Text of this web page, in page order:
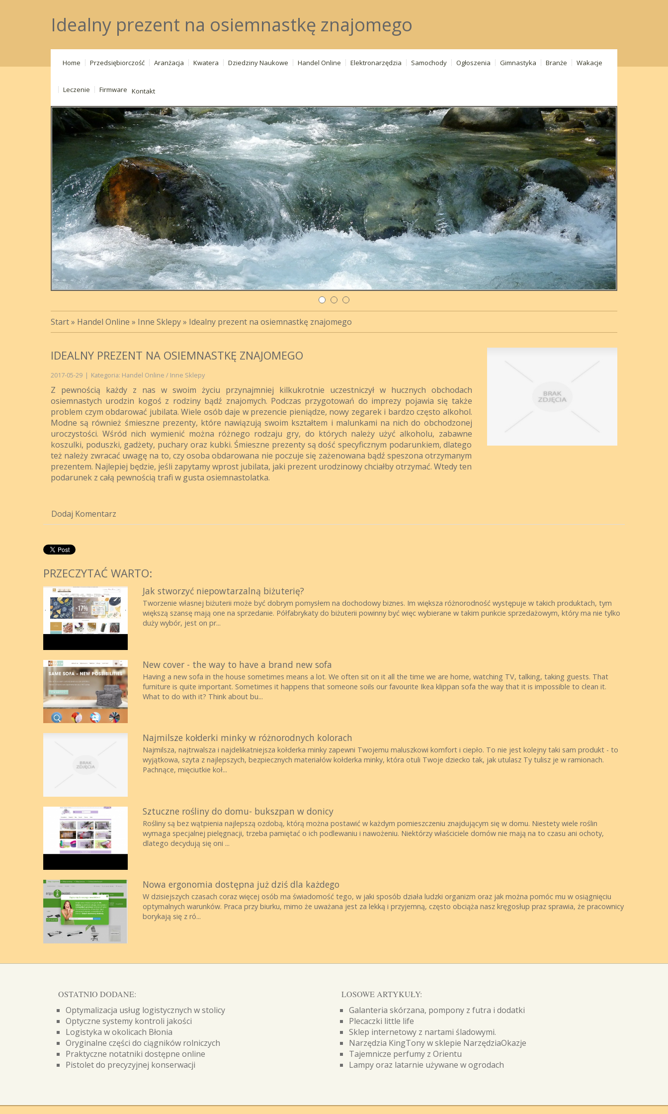
Idealny prezent na osiemnastkę znajomego
Home Przedsiębiorczość Aranżacja Kwatera Dziedziny Naukowe Handel Online Elektronarzędzia Samochody Ogłoszenia Gimnastyka Branże Wakacje
Leczenie Firmware Kontakt
Start» Handel Online » Inne Sklepy» Idealny prezent na osiemnastkę znajomego
IDEALNY PREZENT NA OSIEMNASTKĘ ZNAJOMEGO
2017-05-29 | Kategoria: Handel Online / Inne Sklepy
Z pewnością każdy z nas w swoim życiu przynajmniej kilkukrotnie uczestniczył w hucznych obchodach
osiemnastych urodzin kogoś z rodziny bądź znajomych. Podczas przygotowań do imprezy pojawia się także
problem czym obdarować jubilata. Wiele osób daje w prezencie pieniądze, nowy zegarek i bardzo często alkohol.
Modne są również śmieszne prezenty, które nawiązują swoim kształtem i malunkami na nich do obchodzonej
uroczystości. Wśród nich wymienić można różnego rodzaju gry, do których należy użyć alkoholu, zabawne
koszulki, poduszki, gadżety, puchary oraz kubki. Śmieszne prezenty są dość specyficznym podarunkiem, dlatego
też należy zwracać uwagę na to, czy osoba obdarowana nie poczuje się zażenowana bądź speszona otrzymanym
prezentem. Najlepiej będzie, jeśli zapytamy wprost jubilata, jaki prezent urodzinowy chciałby otrzymać. Wtedy ten
podarunek z całą pewnością trafi w gusta osiemnastolatka.
Dodaj Komentarz
PRZECZYTAĆ WARTO:
Jak stworzyć niepowtarzalną biżuterię?
Tworzenie własnej biżuterii może być dobrym pomysłem na dochodowy biznes. Im większa różnorodność występuje w takich produktach, tym
większą szansę mają one na sprzedanie. Półfabrykaty do biżuterii powinny być więc wybierane w takim punkcie sprzedażowym, który ma nie tylko
duży wybór, jest on pr...
New cover - the way to have a brand new sofa
Having a new sofa in the house sometimes means a lot. We often sit on it all the time we are home, watching TV, talking, taking guests. That
furniture is quite important. Sometimes it happens that someone soils our favourite Ikea klippan sofa the way that it is impossible to clean it.
What to do with it? Think about bu...
Najmilsze kołderki minky w różnorodnych kolorach
Najmilsza, najtrwalsza i najdelikatniejsza kołderka minky zapewni Twojemu maluszkowi komfort i ciepło. To nie jest kolejny taki sam produkt - to
wyjątkowa, szyta z najlepszych, bezpiecznych materiałów kołderka minky, która otuli Twoje dziecko tak, jak utulasz Ty tulisz je w ramionach.
Pachnące, mięciutkie koł...
Sztuczne rośliny do domu- bukszpan w donicy
Rośliny są bez wątpienia najlepszą ozdobą, którą można postawić w każdym pomieszczeniu znajdującym się w domu. Niestety wiele roślin
wymaga specjalnej pielęgnacji, trzeba pamiętać o ich podlewaniu i nawożeniu. Niektórzy właściciele domów nie mają na to czasu ani ochoty,
dlatego decydują się oni ...
Nowa ergonomia dostępna już dziś dla każdego
W dzisiejszych czasach coraz więcej osób ma świadomość tego, w jaki sposób działa ludzki organizm oraz jak można pomóc mu w osiągnięciu
optymalnych warunków. Praca przy biurku, mimo że uważana jest za lekką i przyjemną, często obciąża nasz kręgosłup praz sprawia, że pracownicy
borykają się z ró...
OSTATNIO DODANE:
Optymalizacja usług logistycznych w stolicy
Optyczne systemy kontroli jakości
Logistyka w okolicach Błonia
Oryginalne części do ciągników rolniczych
Praktyczne notatniki dostępne online
Pistolet do precyzyjnej konserwacji
LOSOWE ARTYKUŁY:
Galanteria skórzana, pompony z futra i dodatki
Plecaczki little life
Sklep internetowy z nartami śladowymi.
Narzędzia KingTony w sklepie NarzędziaOkazje
Tajemnicze perfumy z Orientu
Lampy oraz latarnie używane w ogrodach